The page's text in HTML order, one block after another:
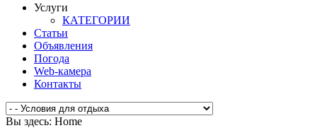
Услуги
КАТЕГОРИИ
Статьи
Объявления
Погода
Web-камера
Контакты
Вы здесь: Home